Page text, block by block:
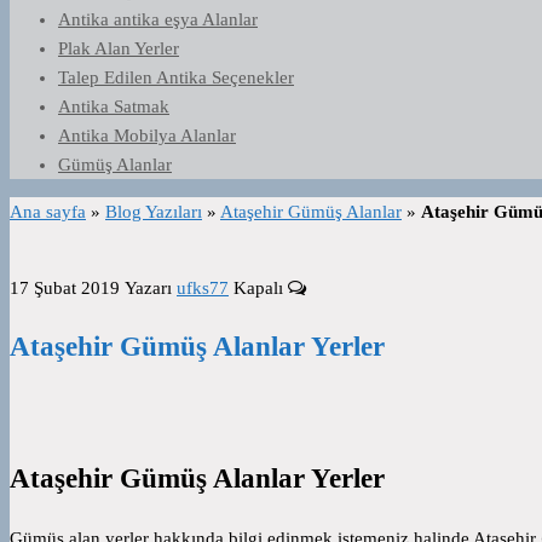
Antika antika eşya Alanlar
Plak Alan Yerler
Talep Edilen Antika Seçenekler
Antika Satmak
Antika Mobilya Alanlar
Gümüş Alanlar
Ana sayfa » Blog Yazıları » Ataşehir Gümüş Alanlar » Ataşehir
17 Şubat 2019 Yazarı ufks77 Kapalı
Ataşehir Gümüş Alanlar Yerler
Ataşehir Gümüş Alanlar Yerler
Gümüş alan yerler hakkında bilgi edinmek istemeniz halinde Ataşehir